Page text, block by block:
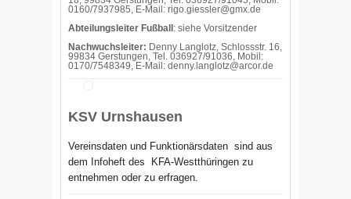
0160/7937985, E-Mail: rigo.giessler@gmx.de
Abteilungsleiter Fußball : siehe Vorsitzender
Nachwuchsleiter: Denny Langlotz, Schlossstr. 16,
99834 Gerstungen, Tel. 036927/91036, Mobil:
0170/7548349, E-Mail: denny.langlotz@arcor.de
KSV Urnshausen
Vereinsdaten und Funktionärsdaten sind aus
dem Infoheft des
KFA-Westthüringen zu
entnehmen oder zu erfragen.